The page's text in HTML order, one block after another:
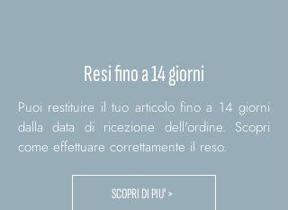
Resi fino a 14 giorni
Puoi restituire il tuo articolo fino a 14 giorni
dalla data di ricezione dell'ordine. Scopri
come effettuare correttamente il reso.
SCOPRI DI PIU' >